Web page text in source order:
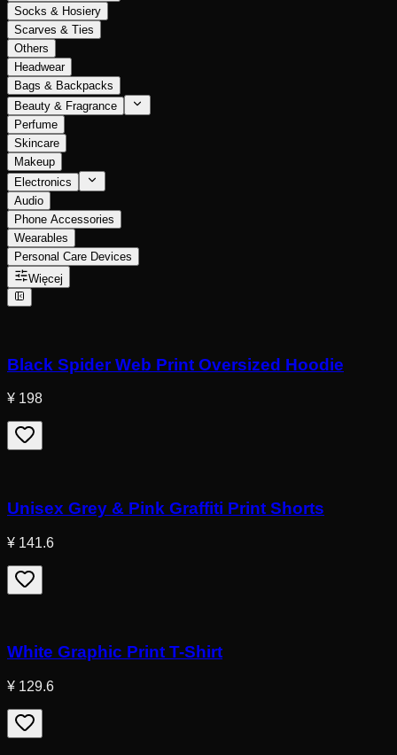
Socks & Hosiery
Scarves & Ties
Others
Headwear
Bags & Backpacks
Beauty & Fragrance
Perfume
Skincare
Makeup
Electronics
Audio
Phone Accessories
Wearables
Personal Care Devices
Więcej
Black Spider Web Print Oversized Hoodie
¥ 198
Unisex Grey & Pink Graffiti Print Shorts
¥ 141.6
White Graphic Print T-Shirt
¥ 129.6